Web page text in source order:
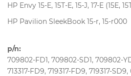
HP Envy 15-E, 15T-E, 15-J, 17-E (15E,
HP Pavilion SleekBook 15-r, 15-r000
p/n:
709802-FD1, 709802-SD1, 709802-
713317-FD9, 719317-FD9, 719317-